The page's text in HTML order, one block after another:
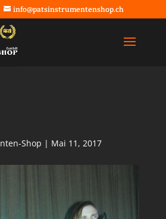
info@patsinstrumentenshop.ch
Shop | Mai 11, 2017